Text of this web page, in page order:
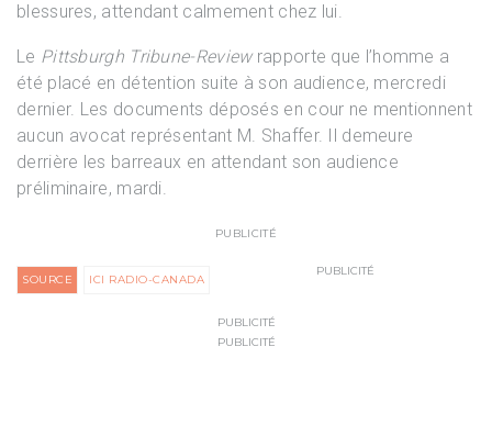
blessures, attendant calmement chez lui.
Le Pittsburgh Tribune-Review rapporte que l’homme a
été placé en détention suite à son audience, mercredi
dernier. Les documents déposés en cour ne mentionnent
aucun avocat représentant M. Shaffer. Il demeure
derrière les barreaux en attendant son audience
préliminaire, mardi.
PUBLICITÉ
SOURCE ICI RADIO-CANADA
PUBLICITÉ
PUBLICITÉ
PUBLICITÉ